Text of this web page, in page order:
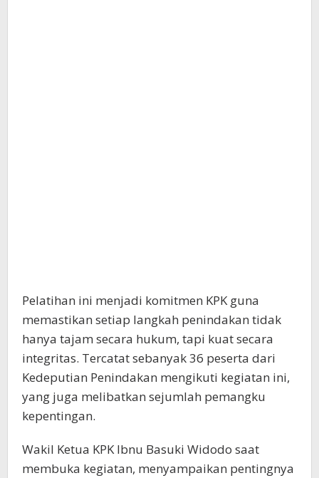
Pelatihan ini menjadi komitmen KPK guna
memastikan setiap langkah penindakan tidak
hanya tajam secara hukum, tapi kuat secara
integritas. Tercatat sebanyak 36 peserta dari
Kedeputian Penindakan mengikuti kegiatan ini,
yang juga melibatkan sejumlah pemangku
kepentingan.
Wakil Ketua KPK Ibnu Basuki Widodo saat
membuka kegiatan, menyampaikan pentingnya